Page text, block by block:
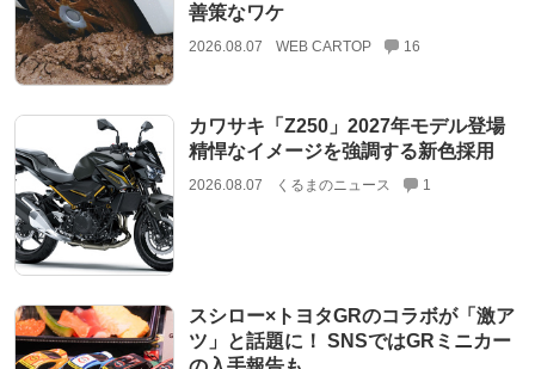
善策なワケ
2026.08.07 WEB CARTOP 16
カワサキ「Z250」2027年モデル登場
精悍なイメージを強調する新色採用
2026.08.07 くるまのニュース 1
スシロー×トヨタGRのコラボが「激ア
ツ」と話題に！ SNSではGRミニカー